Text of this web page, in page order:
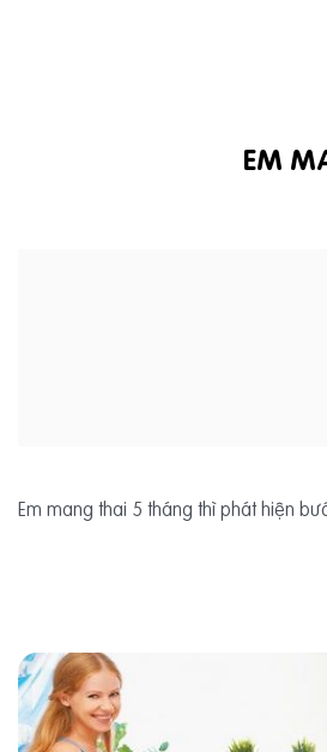
EM
Em mang thai 5 tháng thì phát hiện